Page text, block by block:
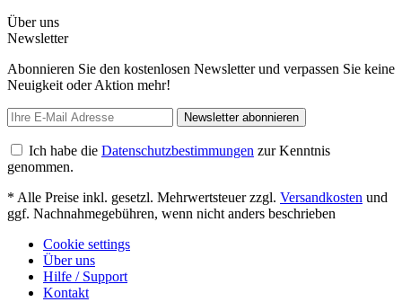
Über uns
Newsletter
Abonnieren Sie den kostenlosen Newsletter und verpassen Sie keine
Neuigkeit oder Aktion mehr!
Newsletter abonnieren
Ich habe die Datenschutzbestimmungen zur Kenntnis
genommen.
* Alle Preise inkl. gesetzl. Mehrwertsteuer zzgl. Versandkosten und
ggf. Nachnahmegebühren, wenn nicht anders beschrieben
Cookie settings
Über uns
Hilfe / Support
Kontakt